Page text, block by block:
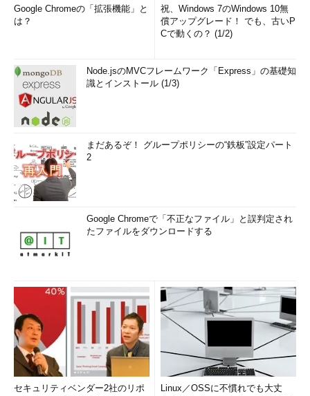
Google Chromeの「拡張機能」と
は？
祝、Windows 7のWindows 10無
償アップグレード！ でも、古いP
Cで動くの？ (1/2)
Node.jsのMVCフレームワーク「Express」の基礎知
識とインストール (1/3)
まだあるぞ！ グループポリシーの“鉄板”設定パート
2
Google Chromeで「不正なファイル」と誤判定され
たファイルをダウンロードする
セキュリティベンダー2社のリポ
Linux／OSSに不慣れでも大丈